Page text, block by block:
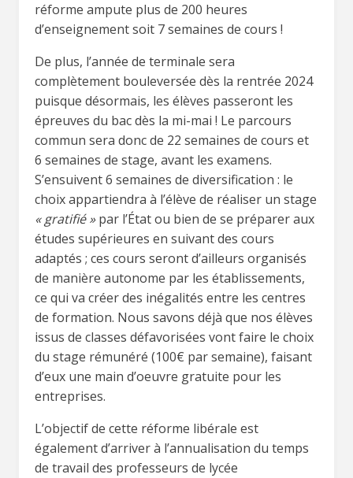
réforme ampute plus de 200 heures
d’enseignement soit 7 semaines de cours !
De plus, l’année de terminale sera
complètement bouleversée dès la rentrée 2024
puisque désormais, les élèves passeront les
épreuves du bac dès la mi-mai ! Le parcours
commun sera donc de 22 semaines de cours et
6 semaines de stage, avant les examens.
S’ensuivent 6 semaines de diversification : le
choix appartiendra à l’élève de réaliser un stage
« gratifié »par l’État ou bien de se préparer aux
études supérieures en suivant des cours
adaptés ; ces cours seront d’ailleurs organisés
de manière autonome par les établissements,
ce qui va créer des inégalités entre les centres
de formation. Nous savons déjà que nos élèves
issus de classes défavorisées vont faire le choix
du stage rémunéré (100€ par semaine), faisant
d’eux une main d’oeuvre gratuite pour les
entreprises.
L’objectif de cette réforme libérale est
également d’arriver à l’annualisation du temps
de travail des professeurs de lycée